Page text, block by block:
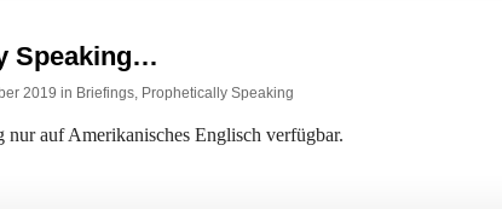
Speaking…
2019 in Briefings, Prophetically Speaking
nur auf Amerikanisches Englisch verfügbar.